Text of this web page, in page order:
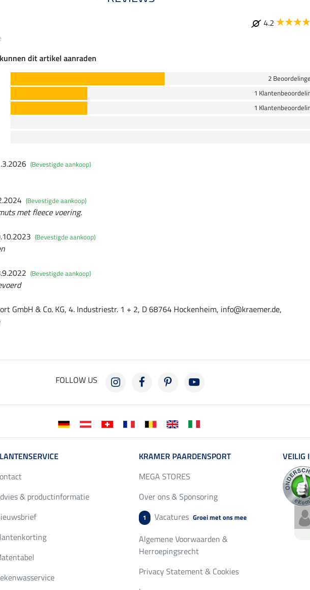
4.2
dit artikel aanraden
2
1
1
(Bevestigde aankoop)
(Bevestigde aankoop)
met fleece voering.
(Bevestigde aankoop)
(Bevestigde aankoop)
GmbH & Co. KG, 4. Industriestr. 1 + 2, D 68764 Hockenheim, info@kraemer.de,
FOLLOW US
& productinformatie
KRAMER PAARDENSPORT
MEGA STORES
Over ons & Sponsoring
1 Vacatures Groei met ons mee
Algemene Voorwaarden &
Herroepingsrecht
Privacy Statement & Cookies
VEILIG